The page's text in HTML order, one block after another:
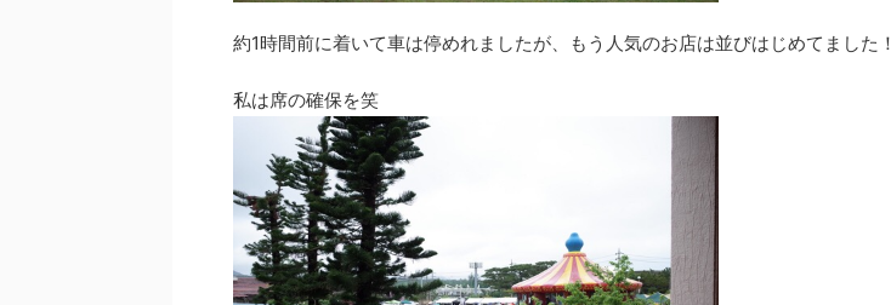
約1時間前に着いて車は停めれましたが、もう人気のお店は並びはじめてました！
私は席の確保を笑